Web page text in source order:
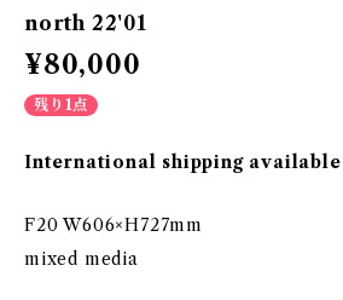
north 22'01
¥80,000
残り1点
International shipping available
F20 W606×H727mm
mixed media